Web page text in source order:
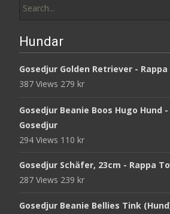
for:
Hundar
Gosedjur Golden Retriever - Rappa
387 Views 279 kr
Gosedjur Beanie Boos Hugo Hund -
Gosedjur
294 Views 110 kr
Gosedjur Schäfer, 23cm - Rappa
287 Views 239 kr
Gosedjur Beanie Bellies Tink